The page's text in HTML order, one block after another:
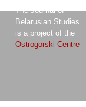
The Journal of
Belarusian Studies
is a project of the
Ostrogorski Centre